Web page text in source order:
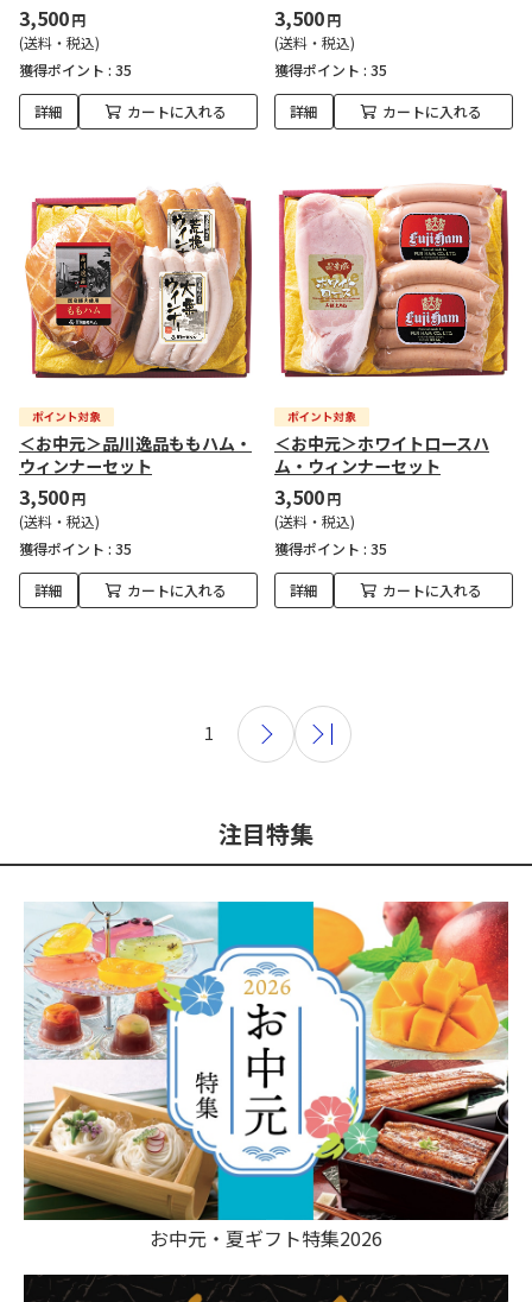
3,500円
(送料・税込)
獲得ポイント : 35
詳細 カートに入れる
3,500円
(送料・税込)
獲得ポイント : 35
詳細 カートに入れる
＜お中元＞品川逸品ももハム・
ウィンナーセット
3,500円
(送料・税込)
獲得ポイント : 35
詳細 カートに入れる
＜お中元＞ホワイトロースハ
ム・ウィンナーセット
3,500円
(送料・税込)
獲得ポイント : 35
詳細 カートに入れる
1
注目特集
お中元・夏ギフト特集2026